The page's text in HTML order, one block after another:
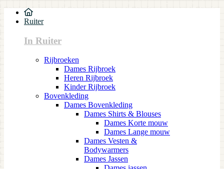
Ruiter
In Ruiter
Rijbroeken
Dames Rijbroek
Heren Rijbroek
Kinder Rijbroek
Bovenkleding
Dames Bovenkleding
Dames Shirts & Blouses
Dames Korte mouw
Dames Lange mouw
Dames Vesten &
Bodywarmers
Dames Jassen